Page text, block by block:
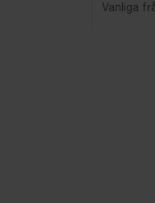
Vanliga